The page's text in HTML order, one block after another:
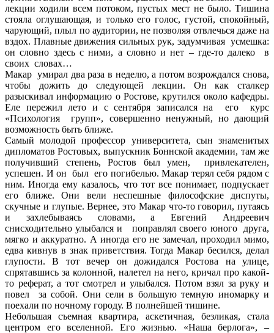
лекции ходили всем потоком, пустых мест не было. Тишина
стояла оглушающая, и только его голос, густой, спокойный,
чарующий, плыл по аудитории, не позволяя отвлечься даже на
вздох. Плавные движения сильных рук, задумчивая усмешка:
он словно здесь с ними, а словно и нет – где-то далеко в
своих словах…
Макар умирал два раза в неделю, а потом возрождался снова,
чтобы дожить до следующей лекции. Он как сталкер
разыскивал информацию о Ростове, крутился около кафедры.
Еле пережил лето и с сентября записался на его курс
«Психология групп», совершенно ненужный, но дающий
возможность быть ближе.
Самый молодой профессор университета, сын знаменитых
дипломатов Ростовых, выпускник Боннской академии, там же
получивший степень, Ростов был умен, привлекателен,
успешен. И он был его погибелью. Макар терял себя рядом с
ним. Иногда ему казалось, что тот все понимает, подпускает
его ближе. Они вели неспешные философские диспуты,
скучные и глупые. Вернее, это Макар что-то говорил, путаясь
и захлебываясь словами, а Евгений Андреевич
снисходительно улыбался и поправлял своего юного друга,
мягко и аккуратно. А иногда его не замечал, проходил мимо,
едва кивнув в знак приветствия. Тогда Макар бесился, делал
глупости. В тот вечер он дожидался Ростова на улице,
спрятавшись за колонной, налетел на него, кричал про какой-
то реферат, а тот смотрел и улыбался. Потом взял за руку и
повел за собой. Они сели в большую темную иномарку и
поехали по ночному городу. В полнейшей тишине.
Небольшая съемная квартира, аскетичная, безликая, стала
центром его вселенной. Его жизнью. «Наша берлога», –